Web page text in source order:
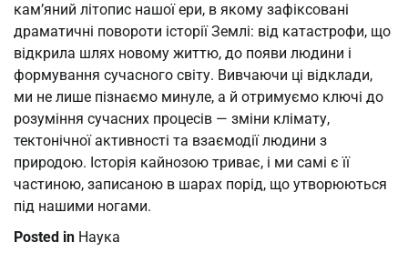
кам’яний літопис нашої ери, в якому зафіксовані
драматичні повороти історії Землі: від катастрофи, що
відкрила шлях новому життю, до появи людини і
формування сучасного світу. Вивчаючи ці відклади,
ми не лише пізнаємо минуле, а й отримуємо ключі до
розуміння сучасних процесів — зміни клімату,
тектонічної активності та взаємодії людини з
природою. Історія кайнозою триває, і ми самі є її
частиною, записаною в шарах порід, що утворюються
під нашими ногами.
Posted in Наука